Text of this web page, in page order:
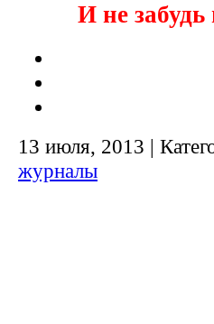
И не забудь
13 июля, 2013 |
журналы